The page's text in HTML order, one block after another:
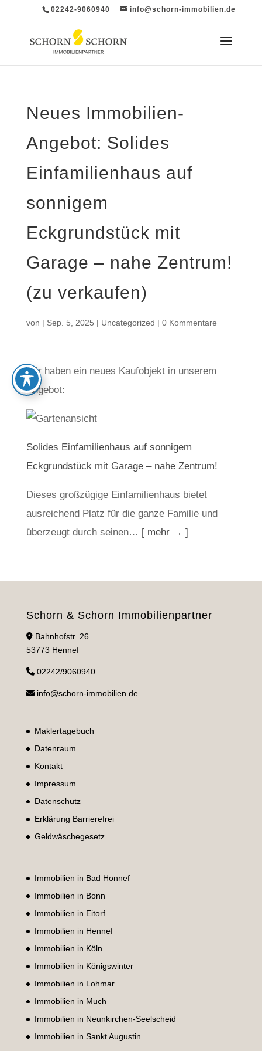
02242-9060940 info@schorn-immobilien.de
Neues Immobilien-
Angebot: Solides
Einfamilienhaus auf
sonnigem
Eckgrundstück mit
Garage – nahe Zentrum!
(zu verkaufen)
von | Sep. 5, 2025 | Uncategorized | 0 Kommentare
Wir haben ein neues Kaufobjekt in unserem
Angebot:
Solides Einfamilienhaus auf sonnigem
Eckgrundstück mit Garage – nahe Zentrum!
Dieses großzügige Einfamilienhaus bietet
ausreichend Platz für die ganze Familie und
überzeugt durch seinen… [ mehr → ]
Schorn & Schorn Immobilienpartner
Bahnhofstr. 26
53773 Hennef
02242/9060940
info@schorn-immobilien.de
Maklertagebuch
Datenraum
Kontakt
Impressum
Datenschutz
Erklärung Barrierefrei
Geldwäschegesetz
Immobilien in Bad Honnef
Immobilien in Bonn
Immobilien in Eitorf
Immobilien in Hennef
Immobilien in Köln
Immobilien in Königswinter
Immobilien in Lohmar
Immobilien in Much
Immobilien in Neunkirchen-Seelscheid
Immobilien in Sankt Augustin